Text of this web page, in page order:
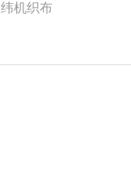
机织布